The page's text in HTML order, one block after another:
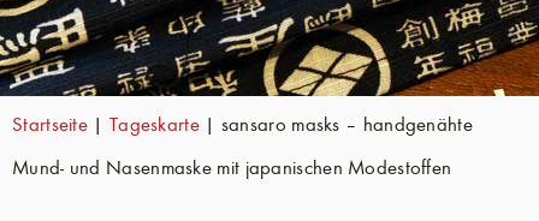
Startseite | Tageskarte| sansaro masks – handgenähte
Mund- und Nasenmaske mit japanischen Modestoffen